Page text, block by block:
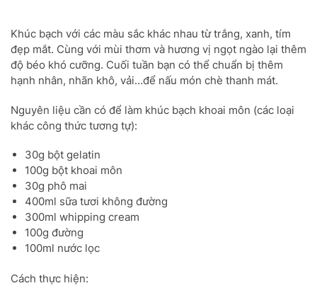
Khúc bạch với các màu sắc khác nhau từ trắng, xanh, tím
đẹp mắt. Cùng với mùi thơm và hương vị ngọt ngào lại thêm
độ béo khó cưỡng. Cuối tuần bạn có thể chuẩn bị thêm
hạnh nhân, nhãn khô, vải…để nấu món chè thanh mát.
Nguyên liệu cần có để làm khúc bạch khoai môn (các loại
khác công thức tương tự):
30g bột gelatin
100g bột khoai môn
30g phô mai
400ml sữa tươi không đường
300ml whipping cream
100g đường
100ml nước lọc
Cách thực hiện: